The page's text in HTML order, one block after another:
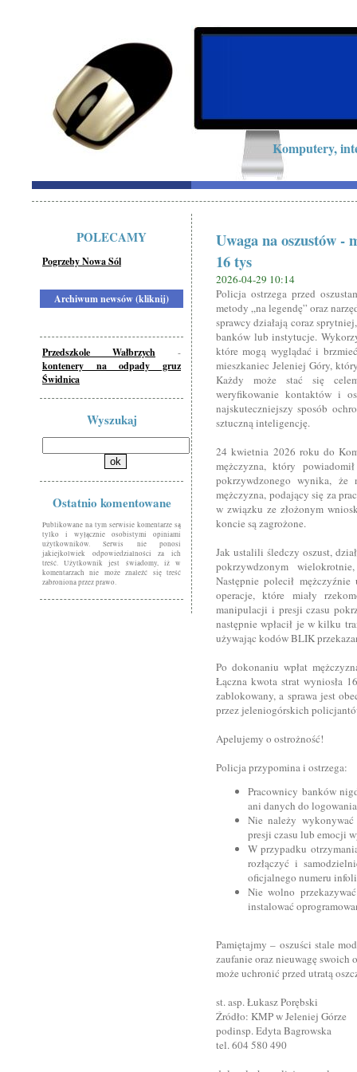
Komputery,
POLECAMY
Pogrzeby Nowa Sól
Archiwum newsów (kliknij)
Przedszkole Wałbrzych -
kontenery na odpady gruz
Świdnica
Wyszukaj
Ostatnio komentowane
Publikowane na tym serwisie komentarze są
tylko i wyłącznie osobistymi opiniami
użytkowników. Serwis nie ponosi
jakiejkolwiek odpowiedzialności za ich
treść. Użytkownik jest świadomy, iż w
komentarzach nie może znaleźć się treść
zabroniona przez prawo.
Uwaga na oszustów -
16 tys
2026-04-29 10:14
Policja ostrzega przed
metody „na legendę” oraz
sprawcy działają coraz
banków lub instytucje.
które mogą wyglądać i
mieszkaniec Jeleniej Góry,
Każdy może stać się celem
weryfikowanie kontaktów i
najskuteczniejszy sposób
sztuczną inteligencję.
24 kwietnia 2026 roku do
mężczyzna, który
pokrzywdzonego wynika, że
mężczyzna, podający się za
w związku ze złożonym
koncie są zagrożone.
Jak ustalili śledczy oszust,
pokrzywdzonym
Następnie polecił
operacje, które miały
manipulacji i presji czasu
następnie wpłacił je w kilku
używając kodów BLIK
Po dokonaniu wpłat
Łączna kwota strat wyniosła
zablokowany, a sprawa jest
przez jeleniogórskich
Apelujemy o ostrożność!
Policja przypomina i ostrzega:
Pracownicy banków
ani danych do
Nie należy
presji czasu lub emocji
W przypadku
rozłączyć i
oficjalnego numeru
Nie wolno
instalować
Pamiętajmy – oszuści stale
zaufanie oraz nieuwagę swoich
może uchronić przed utratą
st. asp. Łukasz Porębski
Źródło: KMP w Jeleniej Górze
podinsp. Edyta Bagrowska
tel. 604 580 490